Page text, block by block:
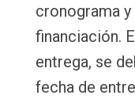
cronograma
financiación.
entrega, se
fecha de